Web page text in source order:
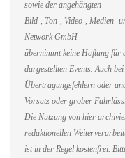
sowie der angehängten
Bild-, Ton-, Video-, Medien-
Network GmbH
übernimmt keine Haftung für
dargestellten Events. Auch bei
Übertragungsfehlern oder
Vorsatz oder grober
Die Nutzung von hier
redaktionellen
ist in der Regel kostenfrei.